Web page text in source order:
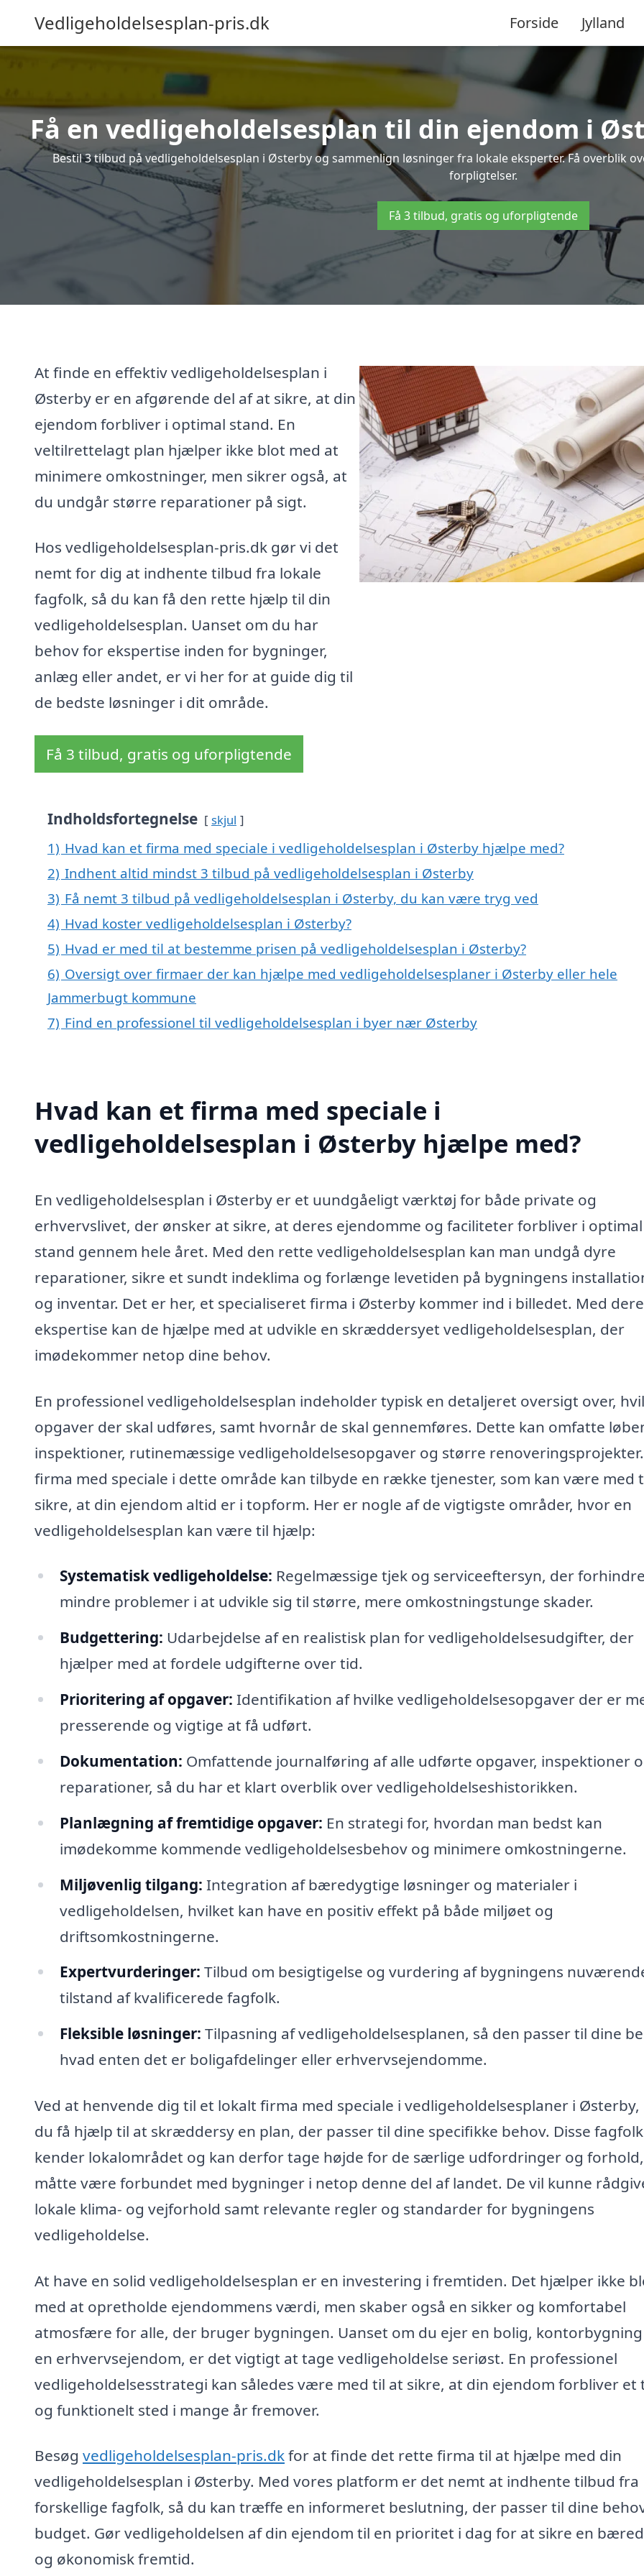
Vedligeholdelsesplan-pris.dk Forside Jylland
Få en vedligeholdelsesplan til din ejendom i
Bestil 3 tilbud på vedligeholdelsesplan i Østerby og sammenlign løsninger fra lokale eksperter. Få overblik
forpligtelser.
Få 3 tilbud, gratis og uforpligtende
At finde en effektiv vedligeholdelsesplan i
Østerby er en afgørende del af at sikre, at din
ejendom forbliver i optimal stand. En
veltilrettelagt plan hjælper ikke blot med at
minimere omkostninger, men sikrer også, at
du undgår større reparationer på sigt.
Hos vedligeholdelsesplan-pris.dk gør vi det
nemt for dig at indhente tilbud fra lokale
fagfolk, så du kan få den rette hjælp til din
vedligeholdelsesplan. Uanset om du har
behov for ekspertise inden for bygninger,
anlæg eller andet, er vi her for at guide dig til
de bedste løsninger i dit område.
Få 3 tilbud, gratis og uforpligtende
Indholdsfortegnelse skjul
1) Hvad kan et firma med speciale i vedligeholdelsesplan i Østerby hjælpe med?
2) Indhent altid mindst 3 tilbud på vedligeholdelsesplan i Østerby
3) Få nemt 3 tilbud på vedligeholdelsesplan i Østerby, du kan være tryg ved
4) Hvad koster vedligeholdelsesplan i Østerby?
5) Hvad er med til at bestemme prisen på vedligeholdelsesplan i Østerby?
6) Oversigt over firmaer der kan hjælpe med vedligeholdelsesplaner i Østerby eller hele
Jammerbugt kommune
7) Find en professionel til vedligeholdelsesplan i byer nær Østerby
Hvad kan et firma med speciale i
vedligeholdelsesplan i Østerby hjælpe med?
En vedligeholdelsesplan i Østerby er et uundgåeligt værktøj for både private og
erhvervslivet, der ønsker at sikre, at deres ejendomme og faciliteter forbliver i optimal
stand gennem hele året. Med den rette vedligeholdelsesplan kan man undgå dyre
reparationer, sikre et sundt indeklima og forlænge levetiden på bygningens
og inventar. Det er her, et specialiseret firma i Østerby kommer ind i billedet. Med
ekspertise kan de hjælpe med at udvikle en skræddersyet vedligeholdelsesplan, der
imødekommer netop dine behov.
En professionel vedligeholdelsesplan indeholder typisk en detaljeret oversigt over,
opgaver der skal udføres, samt hvornår de skal gennemføres. Dette kan omfatte
inspektioner, rutinemæssige vedligeholdelsesopgaver og større
firma med speciale i dette område kan tilbyde en række tjenester, som kan være med
sikre, at din ejendom altid er i topform. Her er nogle af de vigtigste områder, hvor en
vedligeholdelsesplan kan være til hjælp:
Systematisk vedligeholdelse: Regelmæssige tjek og serviceeftersyn, der
mindre problemer i at udvikle sig til større, mere omkostningstunge skader.
Budgettering: Udarbejdelse af en realistisk plan for vedligeholdelsesudgifter, der
hjælper med at fordele udgifterne over tid.
Prioritering af opgaver: Identifikation af hvilke vedligeholdelsesopgaver der er
presserende og vigtige at få udført.
Dokumentation: Omfattende journalføring af alle udførte opgaver, inspektioner
reparationer, så du har et klart overblik over vedligeholdelseshistorikken.
Planlægning af fremtidige opgaver: En strategi for, hvordan man bedst kan
imødekomme kommende vedligeholdelsesbehov og minimere omkostningerne.
Miljøvenlig tilgang: Integration af bæredygtige løsninger og materialer i
vedligeholdelsen, hvilket kan have en positiv effekt på både miljøet og
driftsomkostningerne.
Expertvurderinger: Tilbud om besigtigelse og vurdering af bygningens
tilstand af kvalificerede fagfolk.
Fleksible løsninger: Tilpasning af vedligeholdelsesplanen, så den passer til dine
hvad enten det er boligafdelinger eller erhvervsejendomme.
Ved at henvende dig til et lokalt firma med speciale i vedligeholdelsesplaner i Østerby,
du få hjælp til at skræddersy en plan, der passer til dine specifikke behov. Disse fagfolk
kender lokalområdet og kan derfor tage højde for de særlige udfordringer og
måtte være forbundet med bygninger i netop denne del af landet. De vil kunne
lokale klima- og vejforhold samt relevante regler og standarder for bygningens
vedligeholdelse.
At have en solid vedligeholdelsesplan er en investering i fremtiden. Det hjælper ikke
med at opretholde ejendommens værdi, men skaber også en sikker og komfortabel
atmosfære for alle, der bruger bygningen. Uanset om du ejer en bolig,
en erhvervsejendom, er det vigtigt at tage vedligeholdelse seriøst. En professionel
vedligeholdelsesstrategi kan således være med til at sikre, at din ejendom forbliver et
og funktionelt sted i mange år fremover.
Besøg vedligeholdelsesplan-pris.dkfor at finde det rette firma til at hjælpe med din
vedligeholdelsesplan i Østerby. Med vores platform er det nemt at indhente tilbud fra
forskellige fagfolk, så du kan træffe en informeret beslutning, der passer til dine
budget. Gør vedligeholdelsen af din ejendom til en prioritet i dag for at sikre en
og økonomisk fremtid.